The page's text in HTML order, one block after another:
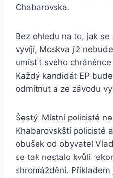
Chabarovska.
Bez ohledu na to, jak
vyvíjí, Moskva již
umístit svého
Každý kandidát EP
odmítnut a ze závodu
Šestý. Místní policisté
Khabarovskští policisté
obušek od obyvatel
se tak nestalo kvůli
shromáždění. Příkladem